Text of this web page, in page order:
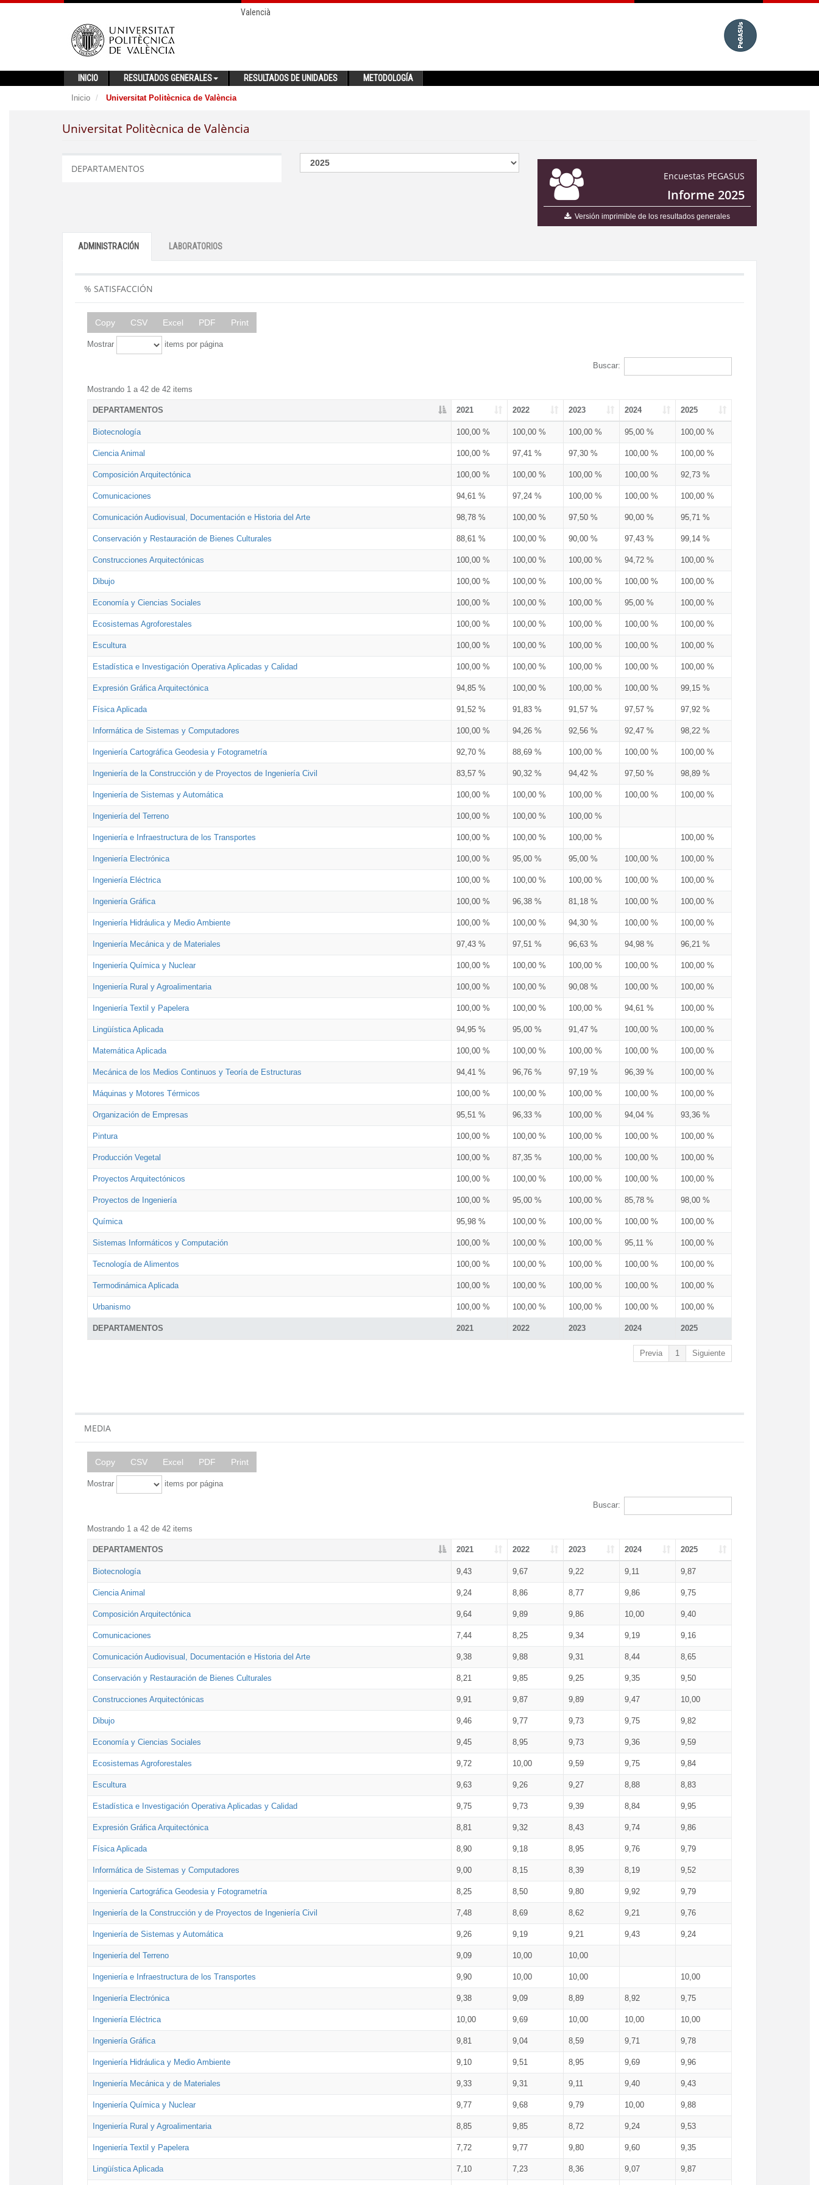
Valencià
INICIO RESULTADOS GENERALES RESULTADOS DE UNIDADES METODOLOGÍA
Inicio Universitat Politècnica de València
Universitat Politècnica de València
Encuestas PEGASUS
Informe 2025
Versión imprimible de los resultados generales
DEPARTAMENTOS
ADMINISTRACIÓN LABORATORIOS
% SATISFACCIÓN
Copy CSV Excel PDF Print
Mostrar items por página
Buscar:
Mostrando 1 a 42 de 42 items
DEPARTAMENTOS 2021 2022 2023 2024 2025
DEPARTAMENTOS 2021 2022 2023 2024 2025
Biotecnología 100,00 % 100,00 % 100,00 % 95,00 % 100,00 %
Ciencia Animal 100,00 % 97,41 % 97,30 % 100,00 % 100,00 %
Composición Arquitectónica 100,00 % 100,00 % 100,00 % 100,00 % 92,73 %
Comunicaciones 94,61 % 97,24 % 100,00 % 100,00 % 100,00 %
Comunicación Audiovisual, Documentación e Historia del Arte 98,78 % 100,00 % 97,50 % 90,00 % 95,71 %
Conservación y Restauración de Bienes Culturales 88,61 % 100,00 % 90,00 % 97,43 % 99,14 %
Construcciones Arquitectónicas 100,00 % 100,00 % 100,00 % 94,72 % 100,00 %
Dibujo 100,00 % 100,00 % 100,00 % 100,00 % 100,00 %
Economía y Ciencias Sociales 100,00 % 100,00 % 100,00 % 95,00 % 100,00 %
Ecosistemas Agroforestales 100,00 % 100,00 % 100,00 % 100,00 % 100,00 %
Escultura 100,00 % 100,00 % 100,00 % 100,00 % 100,00 %
Estadística e Investigación Operativa Aplicadas y Calidad 100,00 % 100,00 % 100,00 % 100,00 % 100,00 %
Expresión Gráfica Arquitectónica 94,85 % 100,00 % 100,00 % 100,00 % 99,15 %
Física Aplicada 91,52 % 91,83 % 91,57 % 97,57 % 97,92 %
Informática de Sistemas y Computadores 100,00 % 94,26 % 92,56 % 92,47 % 98,22 %
Ingeniería Cartográfica Geodesia y Fotogrametría 92,70 % 88,69 % 100,00 % 100,00 % 100,00 %
Ingeniería de la Construcción y de Proyectos de Ingeniería Civil 83,57 % 90,32 % 94,42 % 97,50 % 98,89 %
Ingeniería de Sistemas y Automática 100,00 % 100,00 % 100,00 % 100,00 % 100,00 %
Ingeniería del Terreno 100,00 % 100,00 % 100,00 %
Ingeniería e Infraestructura de los Transportes 100,00 % 100,00 % 100,00 % 100,00 %
Ingeniería Electrónica 100,00 % 95,00 % 95,00 % 100,00 % 100,00 %
Ingeniería Eléctrica 100,00 % 100,00 % 100,00 % 100,00 % 100,00 %
Ingeniería Gráfica 100,00 % 96,38 % 81,18 % 100,00 % 100,00 %
Ingeniería Hidráulica y Medio Ambiente 100,00 % 100,00 % 94,30 % 100,00 % 100,00 %
Ingeniería Mecánica y de Materiales 97,43 % 97,51 % 96,63 % 94,98 % 96,21 %
Ingeniería Química y Nuclear 100,00 % 100,00 % 100,00 % 100,00 % 100,00 %
Ingeniería Rural y Agroalimentaria 100,00 % 100,00 % 90,08 % 100,00 % 100,00 %
Ingeniería Textil y Papelera 100,00 % 100,00 % 100,00 % 94,61 % 100,00 %
Lingüística Aplicada 94,95 % 95,00 % 91,47 % 100,00 % 100,00 %
Matemática Aplicada 100,00 % 100,00 % 100,00 % 100,00 % 100,00 %
Mecánica de los Medios Continuos y Teoría de Estructuras 94,41 % 96,76 % 97,19 % 96,39 % 100,00 %
Máquinas y Motores Térmicos 100,00 % 100,00 % 100,00 % 100,00 % 100,00 %
Organización de Empresas 95,51 % 96,33 % 100,00 % 94,04 % 93,36 %
Pintura 100,00 % 100,00 % 100,00 % 100,00 % 100,00 %
Producción Vegetal 100,00 % 87,35 % 100,00 % 100,00 % 100,00 %
Proyectos Arquitectónicos 100,00 % 100,00 % 100,00 % 100,00 % 100,00 %
Proyectos de Ingeniería 100,00 % 95,00 % 100,00 % 85,78 % 98,00 %
Química 95,98 % 100,00 % 100,00 % 100,00 % 100,00 %
Sistemas Informáticos y Computación 100,00 % 100,00 % 100,00 % 95,11 % 100,00 %
Tecnología de Alimentos 100,00 % 100,00 % 100,00 % 100,00 % 100,00 %
Termodinámica Aplicada 100,00 % 100,00 % 100,00 % 100,00 % 100,00 %
Urbanismo 100,00 % 100,00 % 100,00 % 100,00 % 100,00 %
Previa 1 Siguiente
MEDIA
Copy CSV Excel PDF Print
Mostrar items por página
Buscar:
Mostrando 1 a 42 de 42 items
DEPARTAMENTOS 2021 2022 2023 2024 2025
Biotecnología 9,43 9,67 9,22 9,11 9,87
Ciencia Animal 9,24 8,86 8,77 9,86 9,75
Composición Arquitectónica 9,64 9,89 9,86 10,00 9,40
Comunicaciones 7,44 8,25 9,34 9,19 9,16
Comunicación Audiovisual, Documentación e Historia del Arte 9,38 9,88 9,31 8,44 8,65
Conservación y Restauración de Bienes Culturales 8,21 9,85 9,25 9,35 9,50
Construcciones Arquitectónicas 9,91 9,87 9,89 9,47 10,00
Dibujo 9,46 9,77 9,73 9,75 9,82
Economía y Ciencias Sociales 9,45 8,95 9,73 9,36 9,59
Ecosistemas Agroforestales 9,72 10,00 9,59 9,75 9,84
Escultura 9,63 9,26 9,27 8,88 8,83
Estadística e Investigación Operativa Aplicadas y Calidad 9,75 9,73 9,39 8,84 9,95
Expresión Gráfica Arquitectónica 8,81 9,32 8,43 9,74 9,86
Física Aplicada 8,90 9,18 8,95 9,76 9,79
Informática de Sistemas y Computadores 9,00 8,15 8,39 8,19 9,52
Ingeniería Cartográfica Geodesia y Fotogrametría 8,25 8,50 9,80 9,92 9,79
Ingeniería de la Construcción y de Proyectos de Ingeniería Civil 7,48 8,69 8,62 9,21 9,76
Ingeniería de Sistemas y Automática 9,26 9,19 9,21 9,43 9,24
Ingeniería del Terreno 9,09 10,00 10,00
Ingeniería e Infraestructura de los Transportes 9,90 10,00 10,00 10,00
Ingeniería Electrónica 9,38 9,09 8,89 8,92 9,75
Ingeniería Eléctrica 10,00 9,69 10,00 10,00 10,00
Ingeniería Gráfica 9,81 9,04 8,59 9,71 9,78
Ingeniería Hidráulica y Medio Ambiente 9,10 9,51 8,95 9,69 9,96
Ingeniería Mecánica y de Materiales 9,33 9,31 9,11 9,40 9,43
Ingeniería Química y Nuclear 9,77 9,68 9,79 10,00 9,88
Ingeniería Rural y Agroalimentaria 8,85 9,85 8,72 9,24 9,53
Ingeniería Textil y Papelera 7,72 9,77 9,80 9,60 9,35
Lingüística Aplicada 7,10 7,23 8,36 9,07 9,87